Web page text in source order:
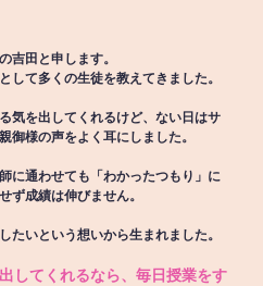
吉田と申します。
して多くの生徒を教えてきました。
気を出してくれるけど、ない日はサ
御様の声をよく耳にしました。
に通わせても「わかったつもり」に
ず成績は伸びません。
たいという想いから生まれました。
してくれるなら、毎日授業をす